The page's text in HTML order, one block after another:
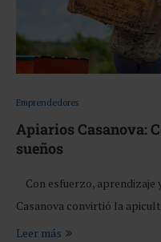
Emprendedores
Apiarios Casanova:
sueños
Con esfuerzo, aprendizaje
Casanova convirtió la
Leer más